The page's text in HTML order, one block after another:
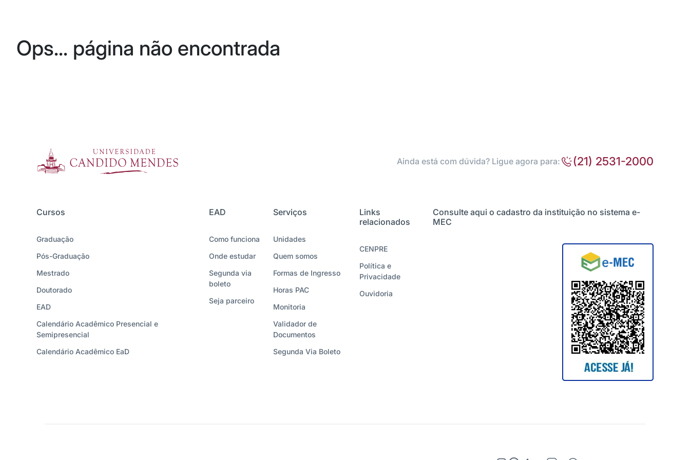
Ops... página não encontrada
Ainda está com dúvida? Ligue agora para: (21) 2531-2000
Cursos
Graduação
Pós-Graduação
Mestrado
Doutorado
EAD
Calendário Acadêmico Presencial e
Semipresencial
Calendário Acadêmico EaD
EAD
Como funciona
Onde estudar
Segunda via
boleto
Seja parceiro
Serviços
Unidades
Quem somos
Formas de Ingresso
Horas PAC
Monitoria
Validador de
Documentos
Segunda Via Boleto
Links
relacionados
CENPRE
Política e
Privacidade
Ouvidoria
Consulte aqui o cadastro da instituição no sistema e-
MEC